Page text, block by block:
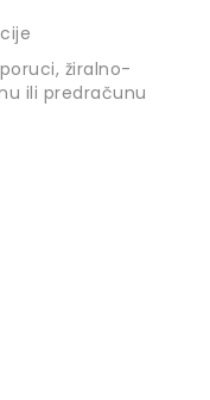
žiralno-
ili predračunu